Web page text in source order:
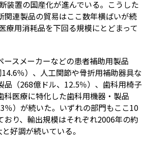
装置の国産化が進んでいる。こうした
関連製品の貿易はここ数年横ばいが続
療用消耗品を下回る規模にとどまって
ースメーカーなどの患者補助用製品
14.6％）、人工関節や骨折用補助器具な
品（268億ドル、12.5％）、歯科用椅子
科医療に特化した歯科用機器・製品
％）が続いた。いずれの部門もここ10
おり、輸出規模はそれぞれ2006年の約
好調が続いている。